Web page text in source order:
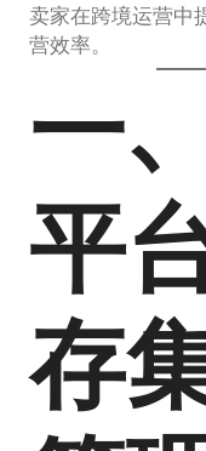
卖家在跨境运营中
营效率。
一
平
存